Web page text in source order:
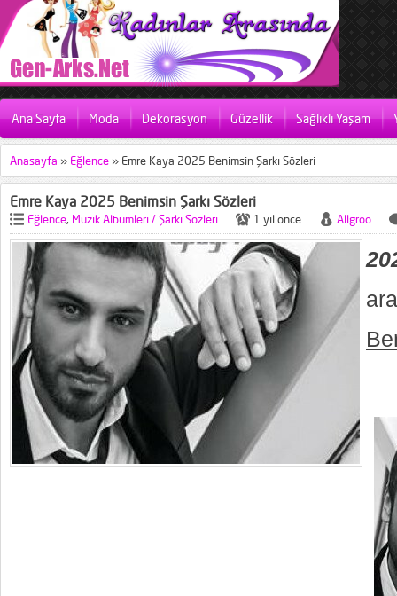
Ana Sayfa Moda Dekorasyon Güzellik Sağlıklı Yaşam
Anasayfa » Eğlence » Emre Kaya 2025 Benimsin Şarkı Sözleri
Emre Kaya 2025 Benimsin Şarkı Sözleri
Eğlence, Müzik Albümleri / Şarkı Sözleri 1 yıl önce Allgroo